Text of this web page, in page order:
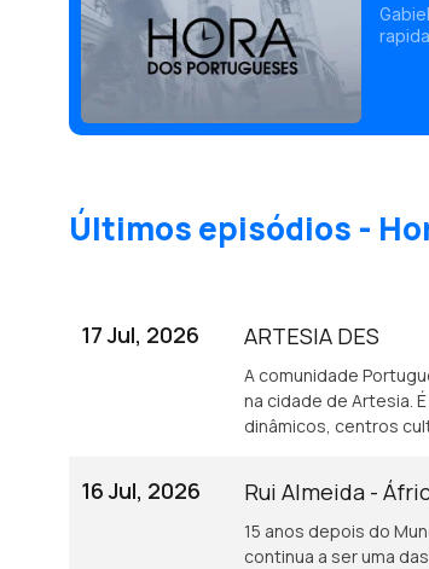
Últimos episódios -
17 Jul, 2026 ARTESIA DES
A comunidade
na cidade de Artesia.
dinâmicos, centros
16 Jul, 2026 Rui Almeida -
15 anos depois do
continua a ser uma